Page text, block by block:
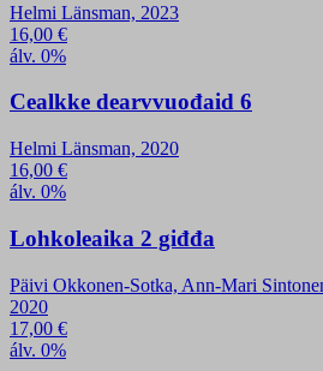
Helmi Länsman, 2023
16,00 €
álv. 0%
Cealkke dearvvuođaid 6
Helmi Länsman, 2020
16,00 €
álv. 0%
Lohkoleaika 2 giđđa
Päivi Okkonen-Sotka, Ann-Mari
2020
17,00 €
álv. 0%